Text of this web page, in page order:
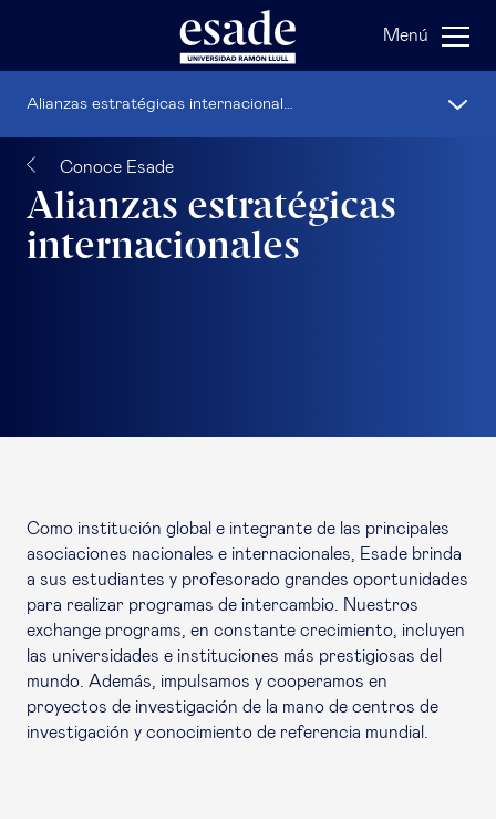
Menú
Conoce Esade
Alianzas estratégicas
internacionales
Alianzas estratégicas internacionales
Como institución global e integrante de las principales
asociaciones nacionales e internacionales, Esade brinda
a sus estudiantes y profesorado grandes oportunidades
para realizar programas de intercambio. Nuestros
exchange programs , en constante crecimiento, incluyen
las universidades e instituciones más prestigiosas del
mundo. Además, impulsamos y cooperamos en
proyectos de investigación de la mano de centros de
investigación y conocimiento de referencia mundial.